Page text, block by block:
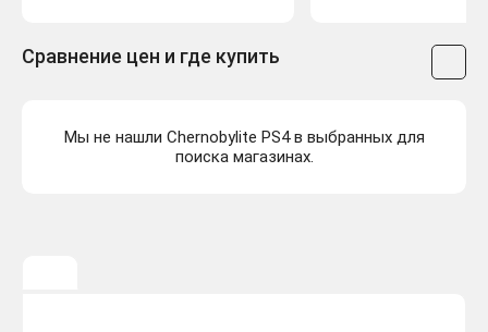
Сравнение цен и где купить
Мы не нашли Chernobylite PS4 в выбранных для
поиска магазинах.